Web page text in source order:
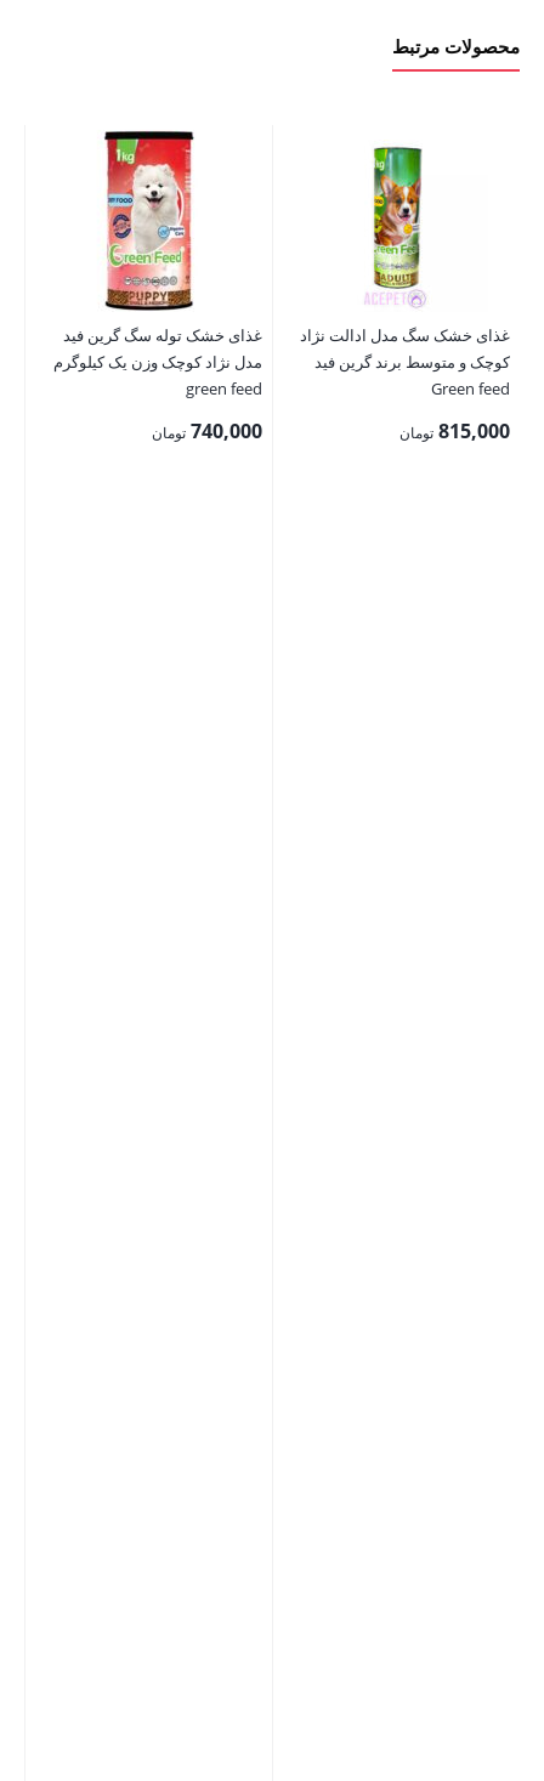
محصولات مرتبط
غذای خشک سگ مدل ادالت نژاد
کوچک و متوسط برند گرین فید
Green feed
815,000 تومان
غذای خشک توله سگ گرین فید
مدل نژاد کوچک وزن یک کیلوگرم
green feed
740,000 تومان